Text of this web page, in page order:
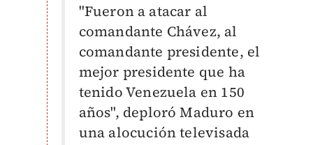
"Fueron a atacar al
comandante Chávez, al
comandante presidente, el
mejor presidente que ha
tenido Venezuela en 150
años", deploró Maduro en
una alocución televisada